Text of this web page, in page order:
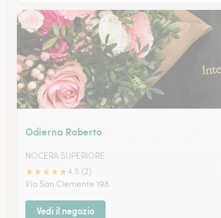
Odierna Roberto
NOCERA SUPERIORE
★★★★★4.5 (2)
Via San Clemente 198
Vedi il negozio